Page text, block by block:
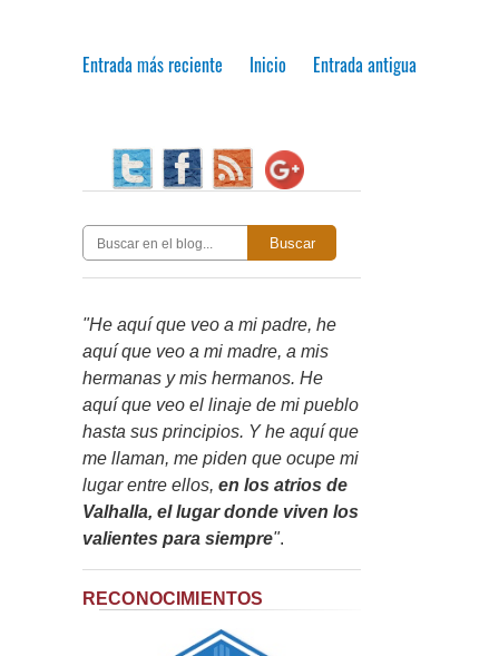
Entrada más reciente Entrada antigua
Inicio
Buscar
"He aquí que veo a mi padre, he
aquí que veo a mi madre, a mis
hermanas y mis hermanos. He
aquí que veo el linaje de mi pueblo
hasta sus principios. Y he aquí que
me llaman, me piden que ocupe mi
lugar entre ellos, en los atrios de
Valhalla, el lugar donde viven los
valientes para siempre".
RECONOCIMIENTOS